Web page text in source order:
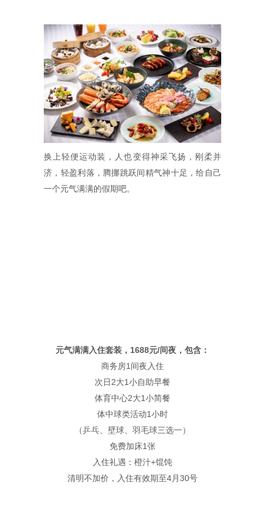
换上轻便运动装，人也变得神采飞扬，刚柔并
济，轻盈利落，腾挪跳跃间精气神十足，给自己
一个元气满满的假期吧。
元气满满入住套装，1688元/间夜，包含：
商务房1间夜入住
次日2大1小自助早餐
体育中心2大1小简餐
体中球类活动1小时
（乒乓、壁球、羽毛球三选一）
免费加床1张
入住礼遇：橙汁+馄饨
清明不加价，入住有效期至4月30号